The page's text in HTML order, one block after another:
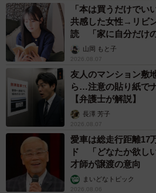
「本は買うだけでい
共感した女性→リビ
読 「家に自分だけの
山岡 もと子
2026.08.07
友人のマンション敷
ら…注意の貼り紙で
【弁護士が解説】
長澤 芳子
2026.08.07
愛車は総走行距離17
ド 「どなたか欲し
才師が譲渡の意向
まいどなトピック
2026.08.06